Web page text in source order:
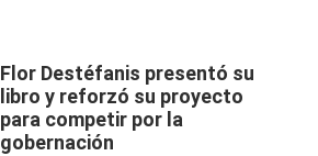
Flor Destéfanis presentó su
libro y reforzó su proyecto
para competir por la
gobernación